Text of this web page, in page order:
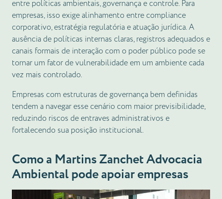
entre políticas ambientais, governança e controle. Para
empresas, isso exige alinhamento entre compliance
corporativo, estratégia regulatória e atuação jurídica. A
ausência de políticas internas claras, registros adequados e
canais formais de interação com o poder público pode se
tornar um fator de vulnerabilidade em um ambiente cada
vez mais controlado.
Empresas com estruturas de governança bem definidas
tendem a navegar esse cenário com maior previsibilidade,
reduzindo riscos de entraves administrativos e
fortalecendo sua posição institucional.
Como a Martins Zanchet Advocacia
Ambiental pode apoiar empresas